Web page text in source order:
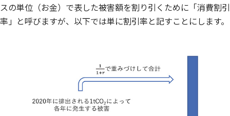
スの単位（お金）で表した被害額を割り引くために「消費割引
率」と呼びますが、以下では単に割引率と記すことにします。